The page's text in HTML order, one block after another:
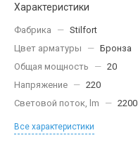
Характеристики
Фабрика — Stilfort
Цвет арматуры
— Бронза
Общая мощность
— 20
Напряжение — 220
Световой поток, lm
— 2200
Все характеристики